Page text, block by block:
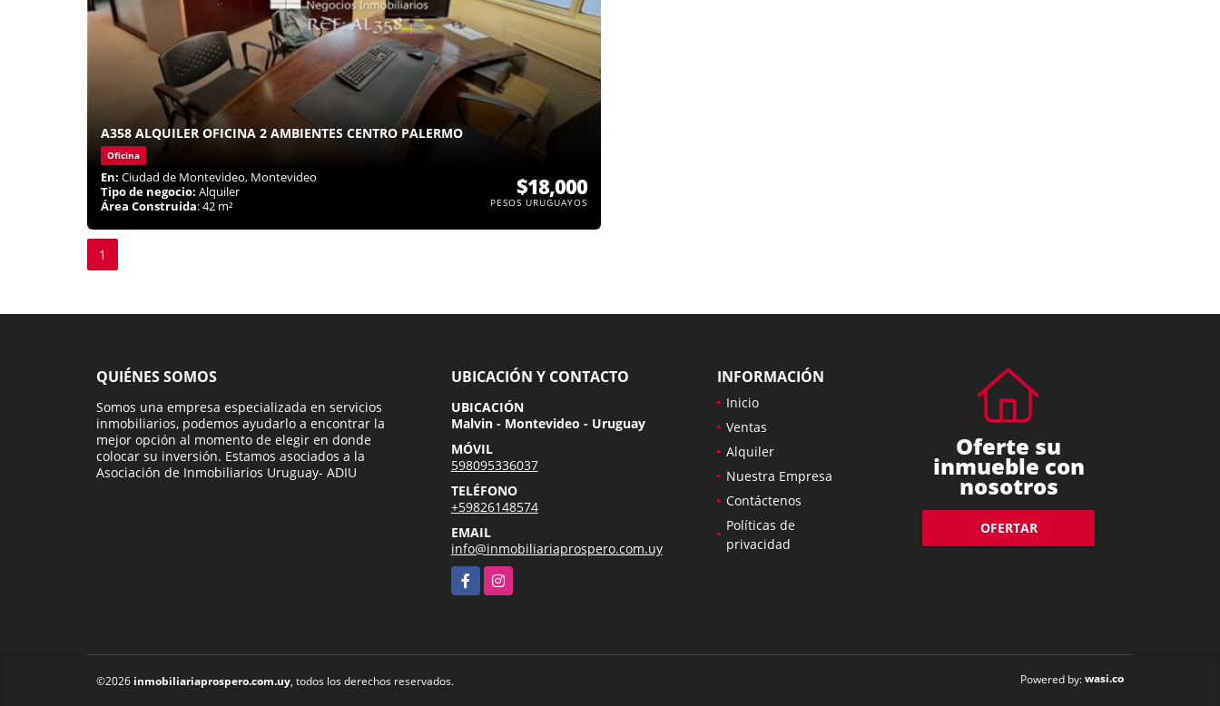
A358 ALQUILER OFICINA 2 AMBIENTES CENTRO PALERMO
Oficina
En: Ciudad de Montevideo, Montevideo
Tipo de negocio: Alquiler
Área Construida: 42 m²
$18,000
PESOS URUGUAYOS
1
QUIÉNES SOMOS
Somos una empresa especializada en servicios
inmobiliarios, podemos ayudarlo a encontrar la
mejor opción al momento de elegir en donde
colocar su inversión. Estamos asociados a la
Asociación de Inmobiliarios Uruguay- ADIU
UBICACIÓN Y CONTACTO
UBICACIÓN
Malvin - Montevideo - Uruguay
MÓVIL
598095336037
TELÉFONO
+59826148574
EMAIL
info@inmobiliariaprospero.com.uy
FacebookInstagram
INFORMACIÓN
Inicio
Ventas
Alquiler
Nuestra Empresa
Contáctenos
Políticas de
privacidad
Oferte su
inmueble con
nosotros
OFERTAR
©2026 inmobiliariaprospero.com.uy, todos los derechos reservados. Powered by:wasi.co